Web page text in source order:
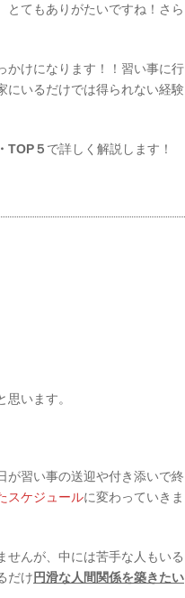
とてもありがたいですね！さら
かけになります！！習い事に行
にいるだけでは得られない経験
TOP５ で詳しく解説します！
います。
が習い事の送迎や付き添いで終
スケジュールに変わっていきま
せんが、中には苦手な人もいる
だけ 円滑な人間関係を築きたい